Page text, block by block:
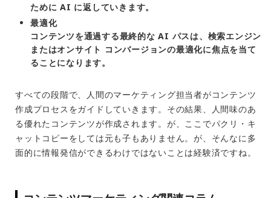
ために AI に返していきます。
最適化
コンテンツを通過する最終的な AI パスは、検索エンジン
またはオンサイト コンバージョンの最適化に焦点を当て
ることになります。
すべての段階で、人間のマーケティング担当者がコンテンツ
作成プロセスをガイドしていきます。その結果、人間味のあ
る優れたコンテンツが作成されます。が、ここでパクリ・キ
ャットコピーをしては元も子もありません。が、そんなに多
面的に情報発信ができるわけではないことは経験済ですね。